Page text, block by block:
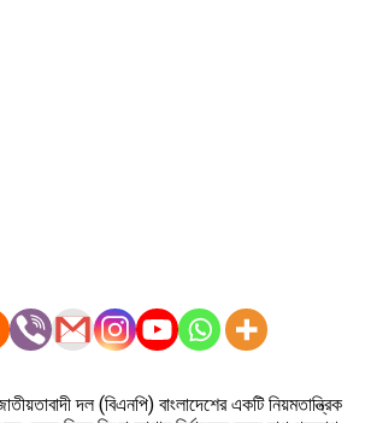
দল (বিএনপি) বাংলাদেশের একটি নিয়মতান্ত্রিক